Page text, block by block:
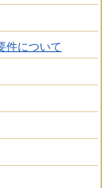
件について